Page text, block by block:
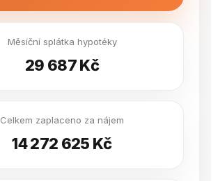
Měsíční splátka hypotéky
29 687 Kč
Celkem zaplaceno za nájem
14 272 625 Kč